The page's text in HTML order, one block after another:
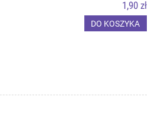
1,90 zł
DO KOSZYKA